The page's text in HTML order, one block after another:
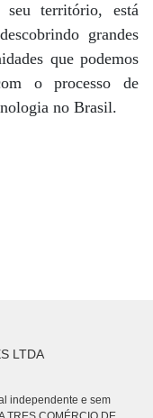
território, está
grandes
que podemos
o processo de
no Brasil.
LTDA
independente e sem